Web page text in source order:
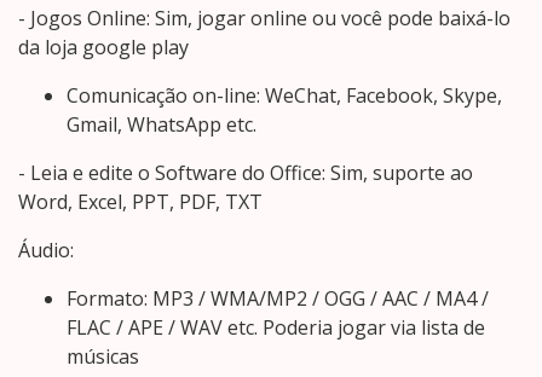
- Jogos Online: Sim, jogar online ou você pode baixá-lo
da loja google play
Comunicação on-line: WeChat, Facebook, Skype,
Gmail, WhatsApp etc.
- Leia e edite o Software do Office: Sim, suporte ao
Word, Excel, PPT, PDF, TXT
Áudio:
Formato: MP3 / WMA/MP2 / OGG / AAC / MA4 /
FLAC / APE / WAV etc. Poderia jogar via lista de
músicas